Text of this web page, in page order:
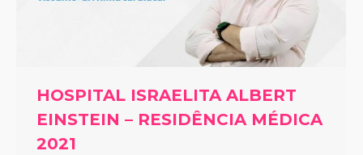
HOSPITAL ISRAELITA ALBERT
EINSTEIN – RESIDÊNCIA MÉDICA
2021